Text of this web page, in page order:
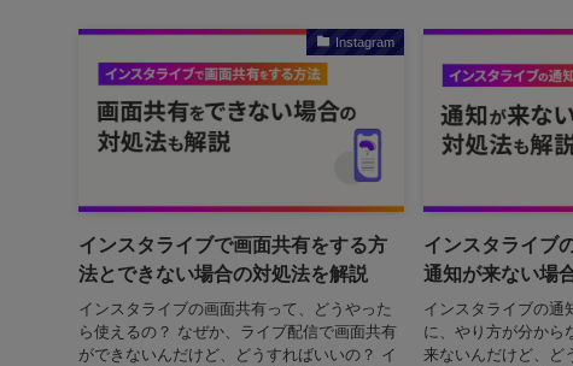
Instagram
インスタライブで画面共有をする方
法とできない場合の対処法を解説
インスタライブの画面共有って、どうやった
ら使えるの？ なぜか、ライブ配信で画面共有
ができないんだけど、どうすればいいの？ イ
インスタライブ
通知が来ない場
インスタライブの通
に、やり方が分から
来ないんだけど、ど